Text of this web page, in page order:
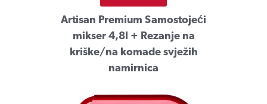
Artisan Premium Samostojeći
mikser 4,8l + Rezanje na
kriške/na komade svježih
namirnica